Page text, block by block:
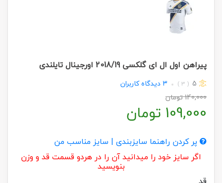
پیراهن اول ال ای گلکسی 2018/19 اورجینال تایلندی
5
( 3 )
3 دیدگاه کاربران
140,000تومان
109,000 تومان
پر کردن راهنما سایزبندی | سایز مناسب من
اگر سایز خود را میدانید آن را در هردو قسمت قد و وزن
بنویسید